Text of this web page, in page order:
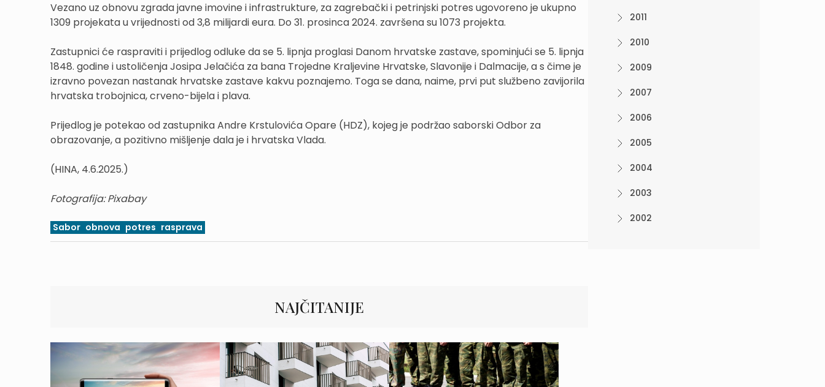
Vezano uz obnovu zgrada javne imovine i infrastrukture, za zagrebački i petrinjski potres ugovoreno je ukupno
1309 projekata u vrijednosti od 3,8 milijardi eura. Do 31. prosinca 2024. završena su 1073 projekta.
Zastupnici će raspraviti i prijedlog odluke da se 5. lipnja proglasi Danom hrvatske zastave, spominjući se 5. lipnja
1848. godine i ustoličenja Josipa Jelačića za bana Trojedne Kraljevine Hrvatske, Slavonije i Dalmacije, a s čime je
izravno povezan nastanak hrvatske zastave kakvu poznajemo. Toga se dana, naime, prvi put službeno zavijorila
hrvatska trobojnica, crveno-bijela i plava.
Prijedlog je potekao od zastupnika Andre Krstulovića Opare (HDZ), kojeg je podržao saborski Odbor za
obrazovanje, a pozitivno mišljenje dala je i hrvatska Vlada.
(HINA, 4.6.2025.)
Fotografija: Pixabay
Sabor obnova potres rasprava
NAJČITANIJE
2011
2010
2009
2007
2006
2005
2004
2003
2002